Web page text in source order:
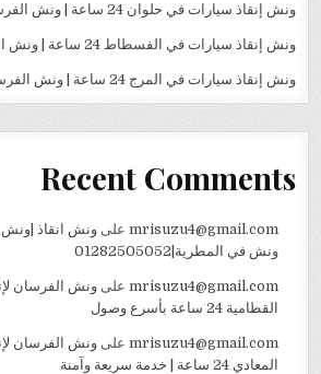
ونش إنقاذ سيارات في حلوان 24 ساعة | ونش الفرسان
ونش إنقاذ سيارات في الفسطاط 24 ساعة | ونش الفرسان
ونش إنقاذ سيارات في المرج 24 ساعة | ونش الفرسان
Recent Comments
mrisuzu4@gmail.comعلى ونش انقاذ |ونش
ونش في المطرية|01282505052
mrisuzu4@gmail.comعلى ونش الفرسان
القطامية 24 ساعة بأسرع وصول
mrisuzu4@gmail.comعلى ونش الفرسان
المعادي 24 ساعة | خدمة سريعة وآمنة